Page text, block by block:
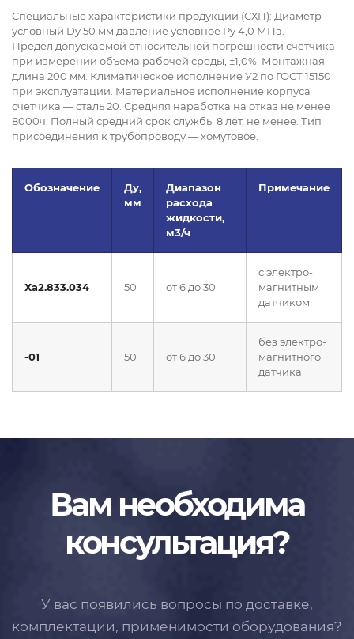
Специальные характеристики продукции (СХП): Диаметр
условный Dy 50 мм давление условное Py 4,0 МПа.
Предел допускаемой относительной погрешности счетчика
при измерении объема рабочей среды, ±1,0%. Монтажная
длина 200 мм. Климатическое исполнение У2 по ГОСТ 15150
при эксплуатации. Материальное исполнение корпуса
счетчика — сталь 20. Средняя наработка на отказ не менее
8000ч. Полный средний срок службы 8 лет, не менее. Тип
присоединения к трубопроводу — хомутовое.
Обозначение
Ду,
мм
Диапазон
расхода
жидкости,
м3/ч
Примечание
Ха2.833.034 50 от 6 до 30
с электро-
магнитным
датчиком
-01 50 от 6 до 30
без электро-
магнитного
датчика
Вам необходима
консультация?
У вас появились вопросы по доставке,
комплектации, применимости оборудования?